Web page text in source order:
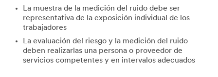
La muestra de la medición del ruido debe ser
representativa de la exposición individual de los
trabajadores
La evaluación del riesgo y la medición del ruido
deben realizarlas una persona o proveedor de
servicios competentes y en intervalos adecuados